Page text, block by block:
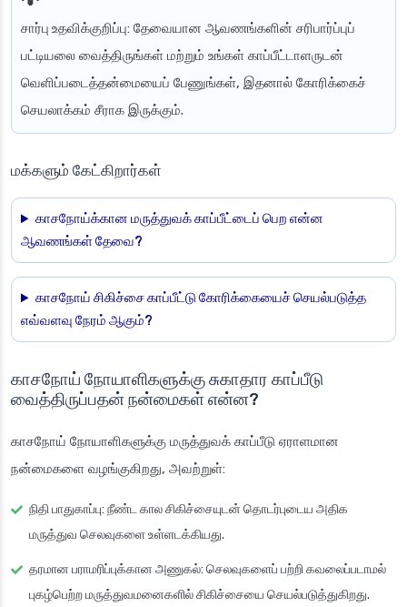
சார்பு உதவிக்குறிப்பு: தேவையான ஆவணங்களின் சரிபார்ப்புப்
பட்டியலை வைத்திருங்கள் மற்றும் உங்கள் காப்பீட்டாளருடன்
வெளிப்படைத்தன்மையைப் பேணுங்கள், இதனால் கோரிக்கைச்
செயலாக்கம் சீராக இருக்கும்.
மக்களும் கேட்கிறார்கள்
காசநோய்க்கான மருத்துவக் காப்பீட்டைப் பெற என்ன
ஆவணங்கள் தேவை?
காசநோய் சிகிச்சை காப்பீட்டு கோரிக்கையைச் செயல்படுத்த
எவ்வளவு நேரம் ஆகும்?
காசநோய் நோயாளிகளுக்கு சுகாதார காப்பீடு
வைத்திருப்பதன் நன்மைகள் என்ன?
காசநோய் நோயாளிகளுக்கு மருத்துவக் காப்பீடு ஏராளமான
நன்மைகளை வழங்குகிறது, அவற்றுள்:
நிதி பாதுகாப்பு: நீண்ட கால சிகிச்சையுடன் தொடர்புடைய அதிக
மருத்துவ செலவுகளை உள்ளடக்கியது.
தரமான பராமரிப்புக்கான அணுகல்: செலவுகளைப் பற்றி கவலைப்படாமல்
புகழ்பெற்ற மருத்துவமனைகளில் சிகிச்சையை செயல்படுத்துகிறது.